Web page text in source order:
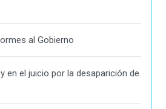
al Gobierno
en el juicio por la desaparición de